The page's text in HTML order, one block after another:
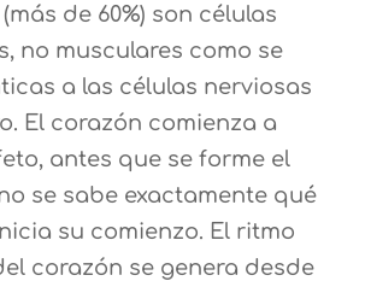
de 60%) son células
no musculares como se
a las células nerviosas
El corazón comienza a
antes que se forme el
se sabe exactamente qué
su comienzo. El ritmo
corazón se genera desde